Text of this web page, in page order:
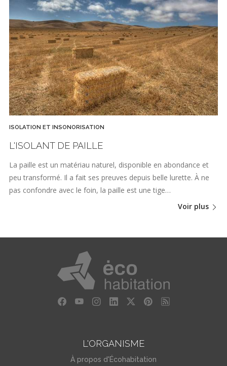
ISOLATION ET INSONORISATION
L'ISOLANT DE PAILLE
La paille est un matériau naturel, disponible en abondance et
peu transformé. Il a fait ses preuves depuis belle lurette. À ne
pas confondre avec le foin, la paille est une tige…
Voir plus
L'ORGANISME
À propos d'Écohabitation